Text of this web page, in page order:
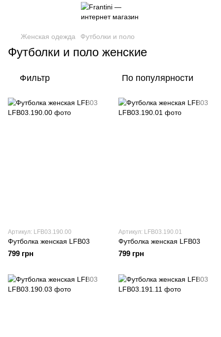
Женская одежда Футболки и поло
Футболки и поло женские
Фильтр По популярности
Артикул: LFB03.190.00
Футболка женская LFB03
799 грн
Артикул: LFB03.190.01
Футболка женская LFB03
799 грн